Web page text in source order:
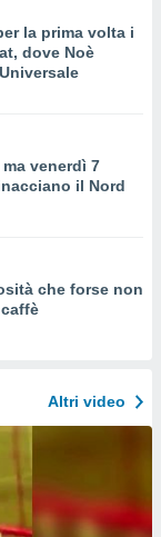
la prima volta i
dove Noè
venerdì 7
il Nord
che forse non
Altri video